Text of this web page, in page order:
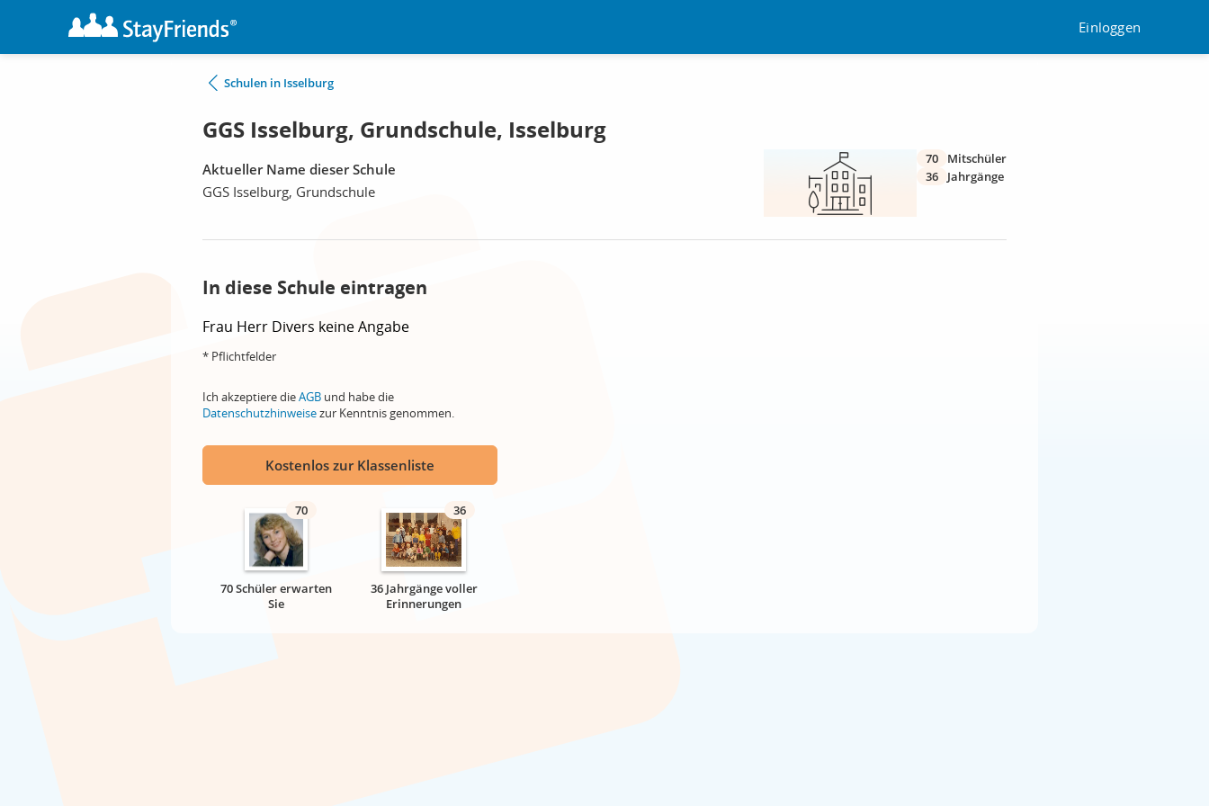
Einloggen
Schulen in Isselburg
GGS Isselburg, Grundschule, Isselburg
Aktueller Name dieser Schule
GGS Isselburg, Grundschule
70
Mitschüler
36
Jahrgänge
In diese Schule eintragen
Frau Herr Divers keine Angabe
* Pflichtfelder
Ich akzeptiere dieAGB und habe die
Datenschutzhinweisezur Kenntnis genommen.
Kostenlos zur Klassenliste
70
70 Schüler erwarten
Sie
36
36 Jahrgänge voller
Erinnerungen